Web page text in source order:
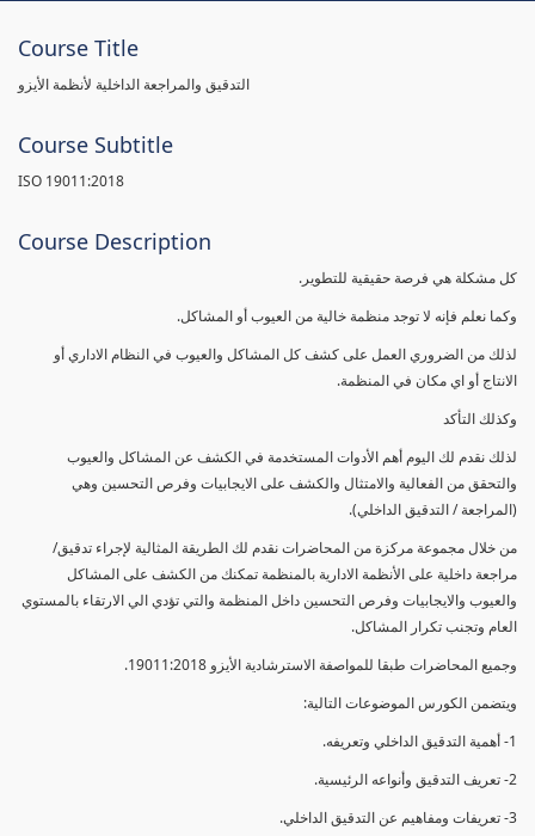
Course Title
التدقيق والمراجعة الداخلية لأنظمة الأيزو
Course Subtitle
ISO 19011:2018
Course Description
كل مشكلة هي فرصة حقيقية للتطوير.
وكما نعلم فإنه لا توجد منظمة خالية من العيوب أو المشاكل.
لذلك من الضروري العمل على كشف كل المشاكل والعيوب في النظام الاداري أو
الانتاج أو اي مكان في المنظمة.
وكذلك التأكد
لذلك نقدم لك اليوم أهم الأدوات المستخدمة في الكشف عن المشاكل والعيوب
والتحقق من الفعالية والامتثال والكشف على الايجابيات وفرص التحسين وهي
(المراجعة / التدقيق الداخلي).
من خلال مجموعة مركزة من المحاضرات نقدم لك الطريقة المثالية لإجراء تدقيق/
مراجعة داخلية على الأنظمة الادارية بالمنظمة تمكنك من الكشف على المشاكل
والعيوب والايجابيات وفرص التحسين داخل المنظمة والتي تؤدي الي الارتقاء بالمستوي
العام وتجنب تكرار المشاكل.
وجميع المحاضرات طبقا للمواصفة الاسترشادية الأيزو 19011:2018.
ويتضمن الكورس الموضوعات التالية:
1- أهمية التدقيق الداخلي وتعريفه.
2- تعريف التدقيق وأنواعه الرئيسية.
3- تعريفات ومفاهيم عن التدقيق الداخلي.